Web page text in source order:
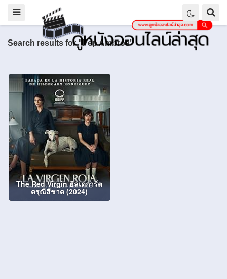
Search results for "Pep Ambròs"
The Red Virgin ฮิลเดการ์ต
ดรุณีสีชาด (2024)